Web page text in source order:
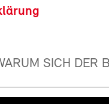
SICH DER